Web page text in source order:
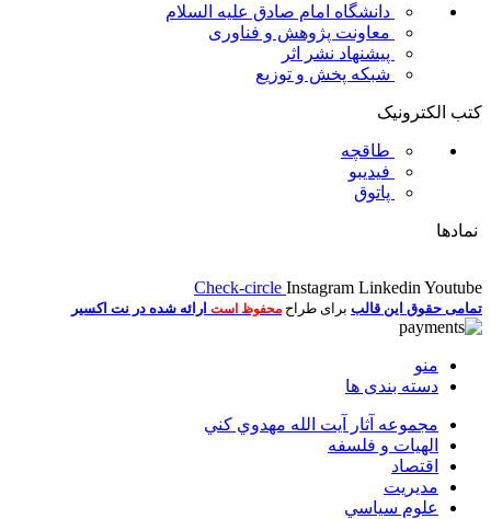
دانشگاه امام صادق علیه السلام
معاونت پژوهش و فناوری
پیشنهاد نشر اثر
شبکه پخش و توزیع
کتب الکترونیک
طاقچه
فیدیبو
پاتوق
نمادها
Check-circle Instagram Linkedin Youtube
تمامی حقوق این قالب برای طراح محفوظ است ارائه شده در نت اکسیر
منو
دسته بندی ها
مجموعه آثار آيت الله مهدوي كني
الهیات و فلسفه
اقتصاد
مديريت
علوم سياسي